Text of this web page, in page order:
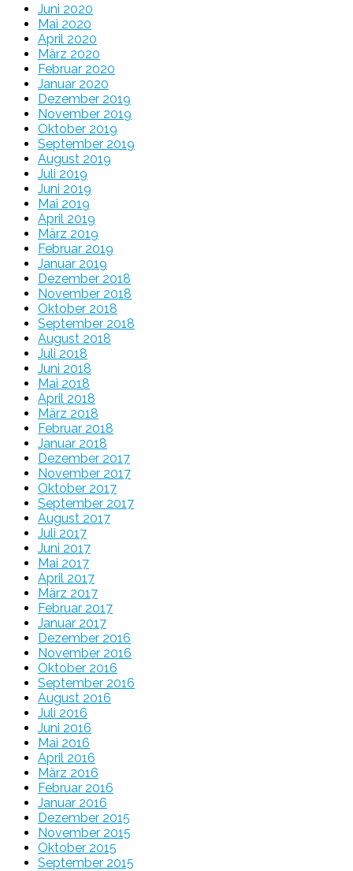
Juni 2020
Mai 2020
April 2020
März 2020
Februar 2020
Januar 2020
Dezember 2019
November 2019
Oktober 2019
September 2019
August 2019
Juli 2019
Juni 2019
Mai 2019
April 2019
März 2019
Februar 2019
Januar 2019
Dezember 2018
November 2018
Oktober 2018
September 2018
August 2018
Juli 2018
Juni 2018
Mai 2018
April 2018
März 2018
Februar 2018
Januar 2018
Dezember 2017
November 2017
Oktober 2017
September 2017
August 2017
Juli 2017
Juni 2017
Mai 2017
April 2017
März 2017
Februar 2017
Januar 2017
Dezember 2016
November 2016
Oktober 2016
September 2016
August 2016
Juli 2016
Juni 2016
Mai 2016
April 2016
März 2016
Februar 2016
Januar 2016
Dezember 2015
November 2015
Oktober 2015
September 2015